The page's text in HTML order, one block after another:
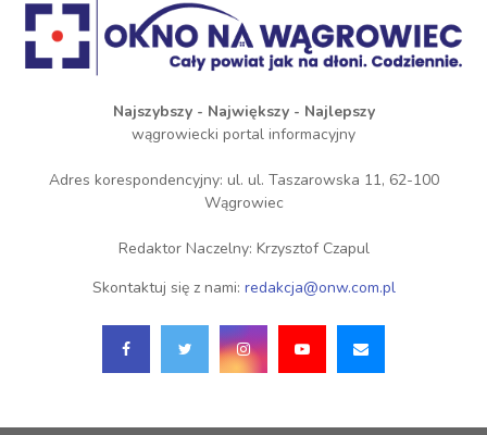
Najszybszy - Największy - Najlepszy
wągrowiecki portal informacyjny
Adres korespondencyjny: ul. ul. Taszarowska 11, 62-100
Wągrowiec
Redaktor Naczelny: Krzysztof Czapul
Skontaktuj się z nami: redakcja@onw.com.pl